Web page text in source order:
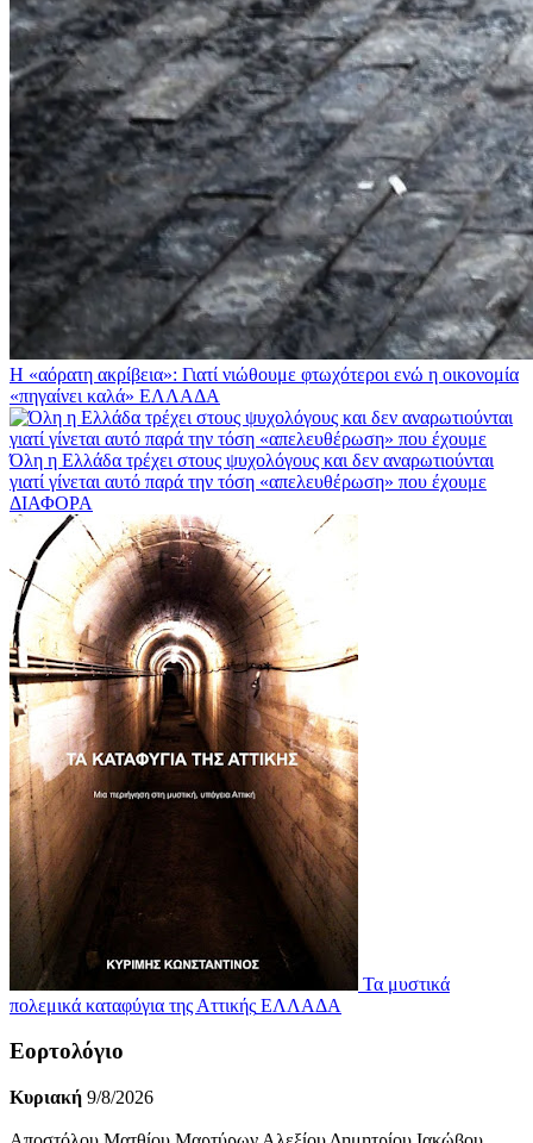
Η «αόρατη ακρίβεια»: Γιατί νιώθουμε φτωχότεροι ενώ η οικονομία
«πηγαίνει καλά» ΕΛΛΑΔΑ
Όλη η Ελλάδα τρέχει στους ψυχολόγους και δεν αναρωτιούνται
γιατί γίνεται αυτό παρά την τόση «απελευθέρωση» που έχουμε
ΔΙΑΦΟΡΑ
Τα μυστικά
πολεμικά καταφύγια της Αττικής ΕΛΛΑΔΑ
Εορτολόγιο
Κυριακή 9/8/2026